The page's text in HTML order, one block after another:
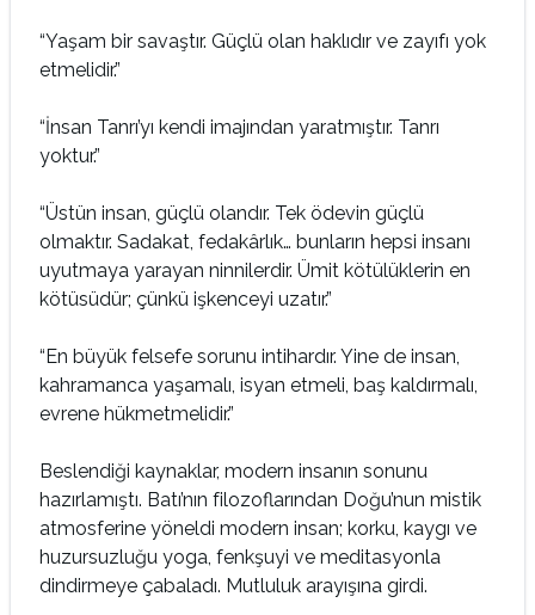
“Yaşam bir savaştır. Güçlü olan haklıdır ve zayıfı yok
etmelidir.”
“İnsan Tanrı’yı kendi imajından yaratmıştır. Tanrı
yoktur.”
“Üstün insan, güçlü olandır. Tek ödevin güçlü
olmaktır. Sadakat, fedakârlık… bunların hepsi insanı
uyutmaya yarayan ninnilerdir. Ümit kötülüklerin en
kötüsüdür; çünkü işkenceyi uzatır.”
“En büyük felsefe sorunu intihardır. Yine de insan,
kahramanca yaşamalı, isyan etmeli, baş kaldırmalı,
evrene hükmetmelidir.”
Beslendiği kaynaklar, modern insanın sonunu
hazırlamıştı. Batı’nın filozoflarından Doğu’nun mistik
atmosferine yöneldi modern insan; korku, kaygı ve
huzursuzluğu yoga, fenkşuyi ve meditasyonla
dindirmeye çabaladı. Mutluluk arayışına girdi.